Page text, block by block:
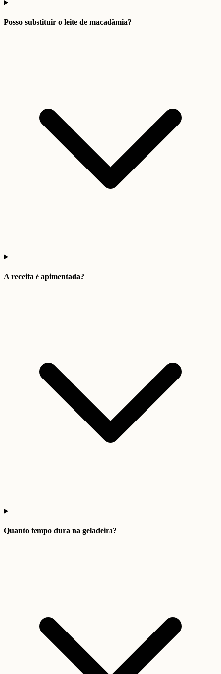
Posso substituir o leite de macadâmia?
A receita é apimentada?
Quanto tempo dura na geladeira?